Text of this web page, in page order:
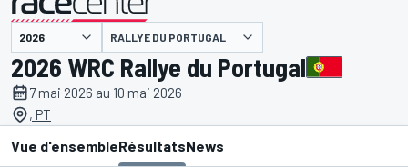
présenté par RALLYE DU PORTUGAL
2026 WRC Rallye du Portugal
7 mai 2026 au 10 mai 2026
, PT
Vue d'ensembleRésultatsNews